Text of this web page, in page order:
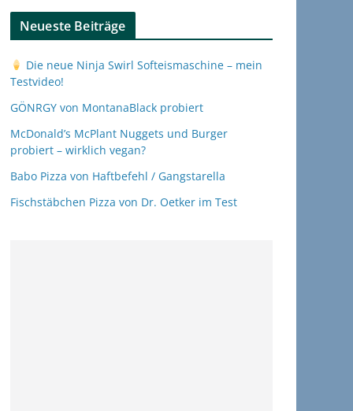
Neueste Beiträge
Die neue Ninja Swirl Softeismaschine – mein
Testvideo!
GÖNRGY von MontanaBlack probiert
McDonald’s McPlant Nuggets und Burger
probiert – wirklich vegan?
Babo Pizza von Haftbefehl / Gangstarella
Fischstäbchen Pizza von Dr. Oetker im Test